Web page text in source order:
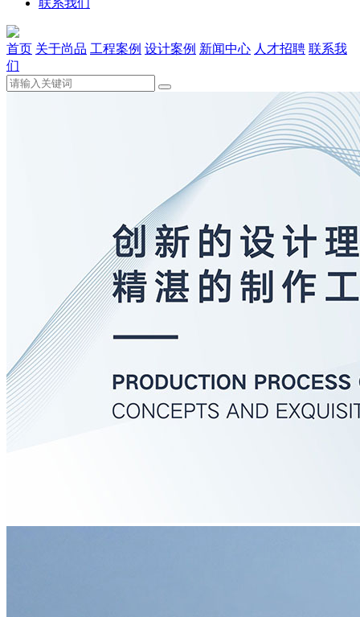
首页 关于尚品 工程案例 设计案例 新闻中心 人才招聘 联系我
们